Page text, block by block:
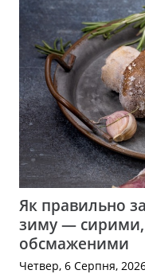
Як правильно
зиму — сирими,
обсмаженими
Четвер, 6 Серпня,